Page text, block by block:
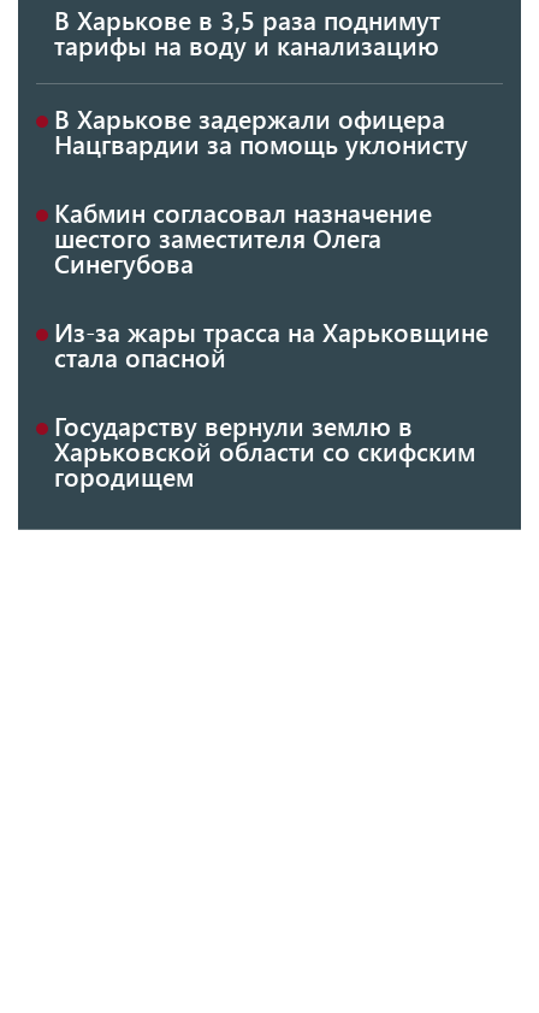
В Харькове в 3,5 раза поднимут
тарифы на воду и канализацию
В Харькове задержали офицера
Нацгвардии за помощь уклонисту
Кабмин согласовал назначение
шестого заместителя Олега
Синегубова
Из-за жары трасса на Харьковщине
стала опасной
Государству вернули землю в
Харьковской области со скифским
городищем